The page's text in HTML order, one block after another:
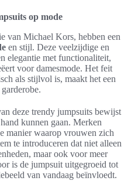
op mode
van Michael Kors, hebben een
en stijl. Deze veelzijdige en
elegantie met functionaliteit,
voor damesmode. Het feit
als stijlvol is, maakt het een
deze trendy jumpsuits bewijst
kunnen gaan. Merken
manier waarop vrouwen zich
te introduceren dat niet alleen
maar ook voor meer
is de jumpsuit uitgegroeid tot
van vandaag beïnvloedt.